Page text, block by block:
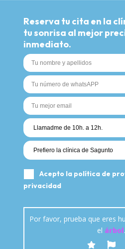
Reserva tu cita en la
tu sonrisa al mejor
inmediato.
Acepto la política de
privacidad
Por favor, prueba que eres
el árbol.